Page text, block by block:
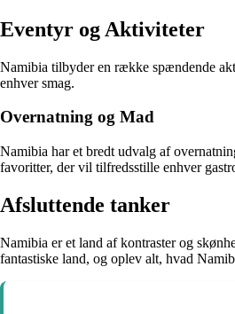
Eventyr og Aktiviteter
Namibia tilbyder en række spændende
enhver smag.
Overnatning og Mad
Namibia har et bredt udvalg af
favoritter, der vil tilfredsstille enhver
Afsluttende tanker
Namibia er et land af kontraster og
fantastiske land, og oplev alt, hvad